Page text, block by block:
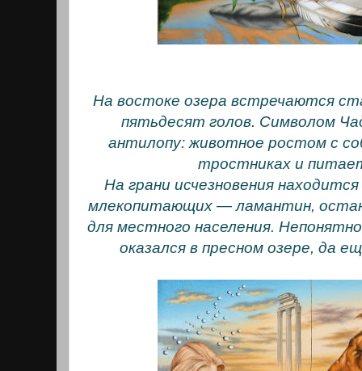
На востоке озера встречаются
пятьдесят голов. Символом
антилопу: животное ростом с
тростниках и
На грани исчезновения
млекопитающих — ламантин,
для местного населения.
оказался в пресном озере, да